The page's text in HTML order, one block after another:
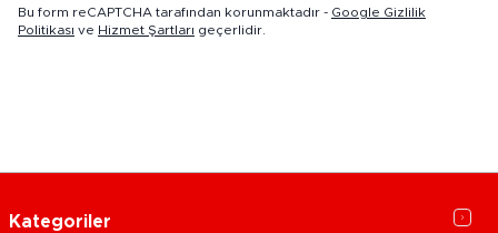
Bu form reCAPTCHA tarafından korunmaktadır - Google Gizlilik
Politikası ve Hizmet Şartları geçerlidir.
Kategoriler